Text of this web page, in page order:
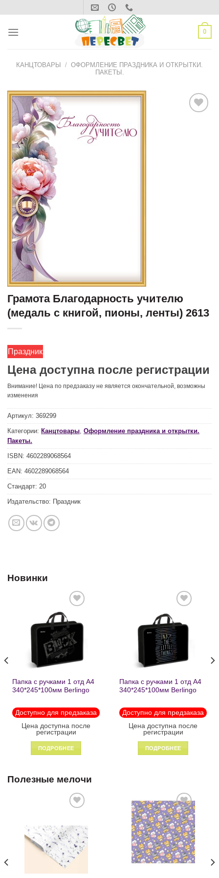
content
0
КАНЦТОВАРЫ / ОФОРМЛЕНИЕ ПРАЗДНИКА И ОТКРЫТКИ.
ПАКЕТЫ.
Грамота Благодарность учителю
(медаль с книгой, пионы, ленты) 2613
Праздник
Цена доступна после регистрации
Внимание! Цена по предзаказу не является окончательной, возможны
изменения
Артикул: 369299
Категории: Канцтовары Оформление праздника и открытки.
Пакеты.
ISBN: 4602289068564
EAN: 4602289068564
Стандарт: 20
Издательство: Праздник
Новинки
Добавить
в список
желаний
Папка с ручками 1 отд А4
340*245*100мм Berlingo
молнии1246
Доступно для предзаказа
Цена доступна после
регистрации
ПОДРОБНЕЕ
Добавить
в список
желаний
Папка с ручками 1 отд А4
340*245*100мм Berlingo
пластик на молнии 1215
Доступно для предзаказа
Цена доступна после
регистрации
ПОДРОБНЕЕ
Полезные мелочи
желаний
Добавить
в список
желаний